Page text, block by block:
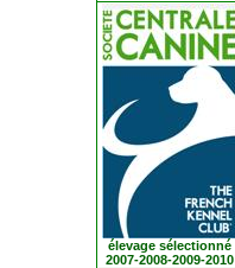
élevage sélectionné
2007-2008-2009-2010